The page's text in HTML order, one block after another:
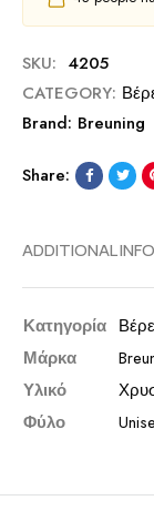
SKU: 4205
CATEGORY:
Brand: Breuning
Share:
ADDITIONAL
Κατηγορία
Μάρκα
Υλικό
Φύλο